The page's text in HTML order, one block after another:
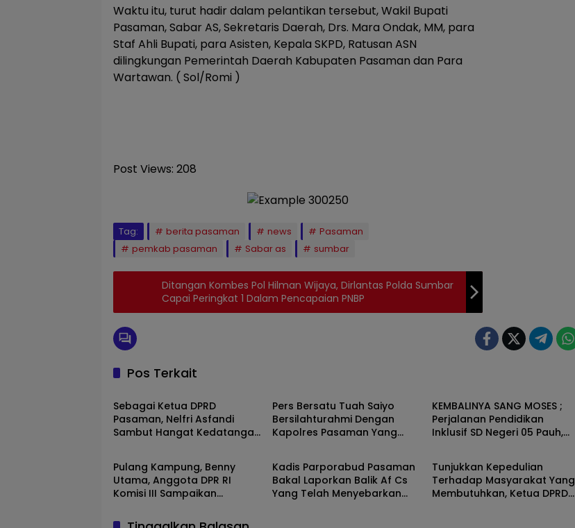
Waktu itu, turut hadir dalam pelantikan tersebut, Wakil Bupati
Pasaman, Sabar AS, Sekretaris Daerah, Drs. Mara Ondak, MM, para
Staf Ahli Bupati, para Asisten, Kepala SKPD, Ratusan ASN
dilingkungan Pemerintah Daerah Kabupaten Pasaman dan Para
Wartawan. ( Sol/Romi )
Post Views: 208
Tag: berita pasaman news
Pasaman
pemkab pasaman
Sabar as sumbar
Ditangan Kombes Pol Hilman Wijaya, Dirlantas Polda Sumbar
Capai Peringkat 1 Dalam Pencapaian PNBP
Pos Terkait
Pasaman
Sebagai Ketua DPRD
Pasaman, Nelfri Asfandi
Sambut Hangat Kedatangan
Pers Bersatu Tuah Saiyo
Bersilahturahmi Dengan
Kapolres Pasaman Yang
KEMBALINYA SANG MOSES ;
Perjalanan Pendidikan
Inklusif SD Negeri 05 Pauh,
Guru SDN Pauh , Lubuk
Sikaping, Pasaman.)
Pasaman
Pulang Kampung, Benny
Utama, Anggota DPR RI
Komisi III Sampaikan
Wartawan Di Pasaman
Pasaman
Kadis Parporabud Pasaman
Bakal Laporkan Balik Af Cs
Yang Telah Menyebarkan
Pasaman
Tunjukkan Kepedulian
Terhadap Masyarakat Yang
Membutuhkan, Ketua DPRD